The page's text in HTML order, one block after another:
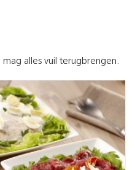
alles vuil terugbrengen.